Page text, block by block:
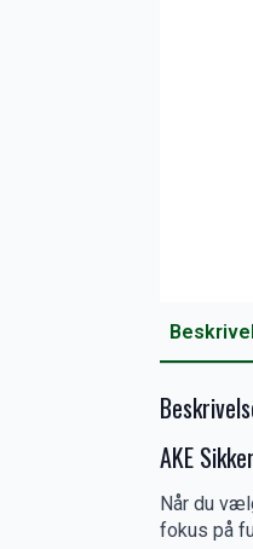
AKE
Når du
fokus på